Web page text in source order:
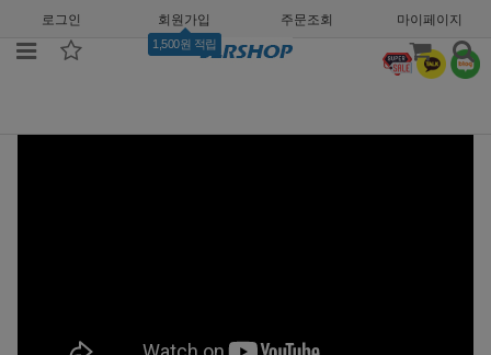
로그인 회원가입
1,500원 적립
주문조회 마이페이지